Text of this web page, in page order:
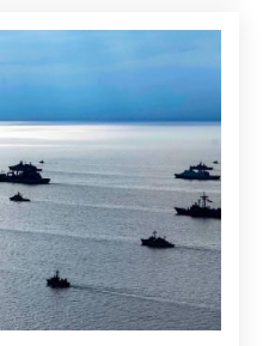
die Transparenz
Europa geht es
mit
Vielmehr gilt es
oder
dass sie als
institutionalisierten